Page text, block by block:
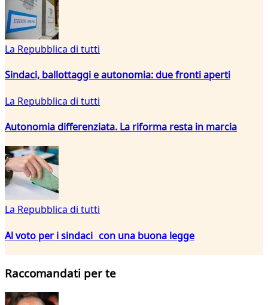
La Repubblica di tutti
Sindaci, ballottaggi e autonomia: due fronti aperti
La Repubblica di tutti
Autonomia differenziata. La riforma resta in marcia
La Repubblica di tutti
Al voto per i sindaci con una buona legge
Raccomandati per te